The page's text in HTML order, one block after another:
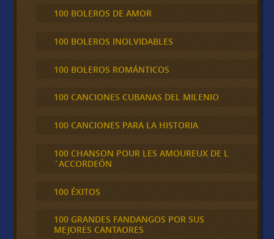
100 BOLEROS DE AMOR
100 BOLEROS INOLVIDABLES
100 BOLEROS ROMÁNTICOS
100 CANCIONES CUBANAS DEL MILENIO
100 CANCIONES PARA LA HISTORIA
100 CHANSON POUR LES AMOUREUX DE L
´ACCORDEÓN
100 ÉXITOS
100 GRANDES FANDANGOS POR SUS
MEJORES CANTAORES